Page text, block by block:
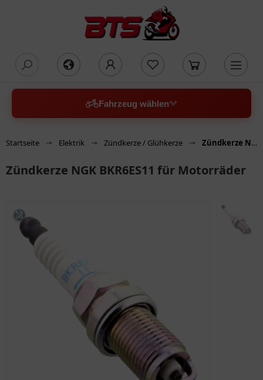
Fahrzeug wählen
Startseite Elektrik Zündkerze / Glühkerze Zündkerze NGK BKR6ES11 für Motorräder
Zündkerze NGK BKR6ES11 für Motorräder